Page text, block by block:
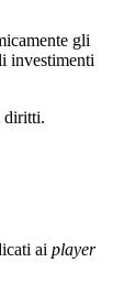
gli
investimenti
diritti.
ai player